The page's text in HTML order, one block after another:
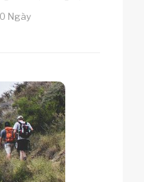
Ngày